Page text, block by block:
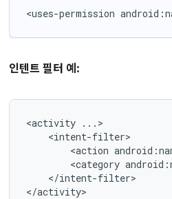
<uses-permission
인텐트 필터 예:
<activity
<action
<category
</intent-filter>
</activity>